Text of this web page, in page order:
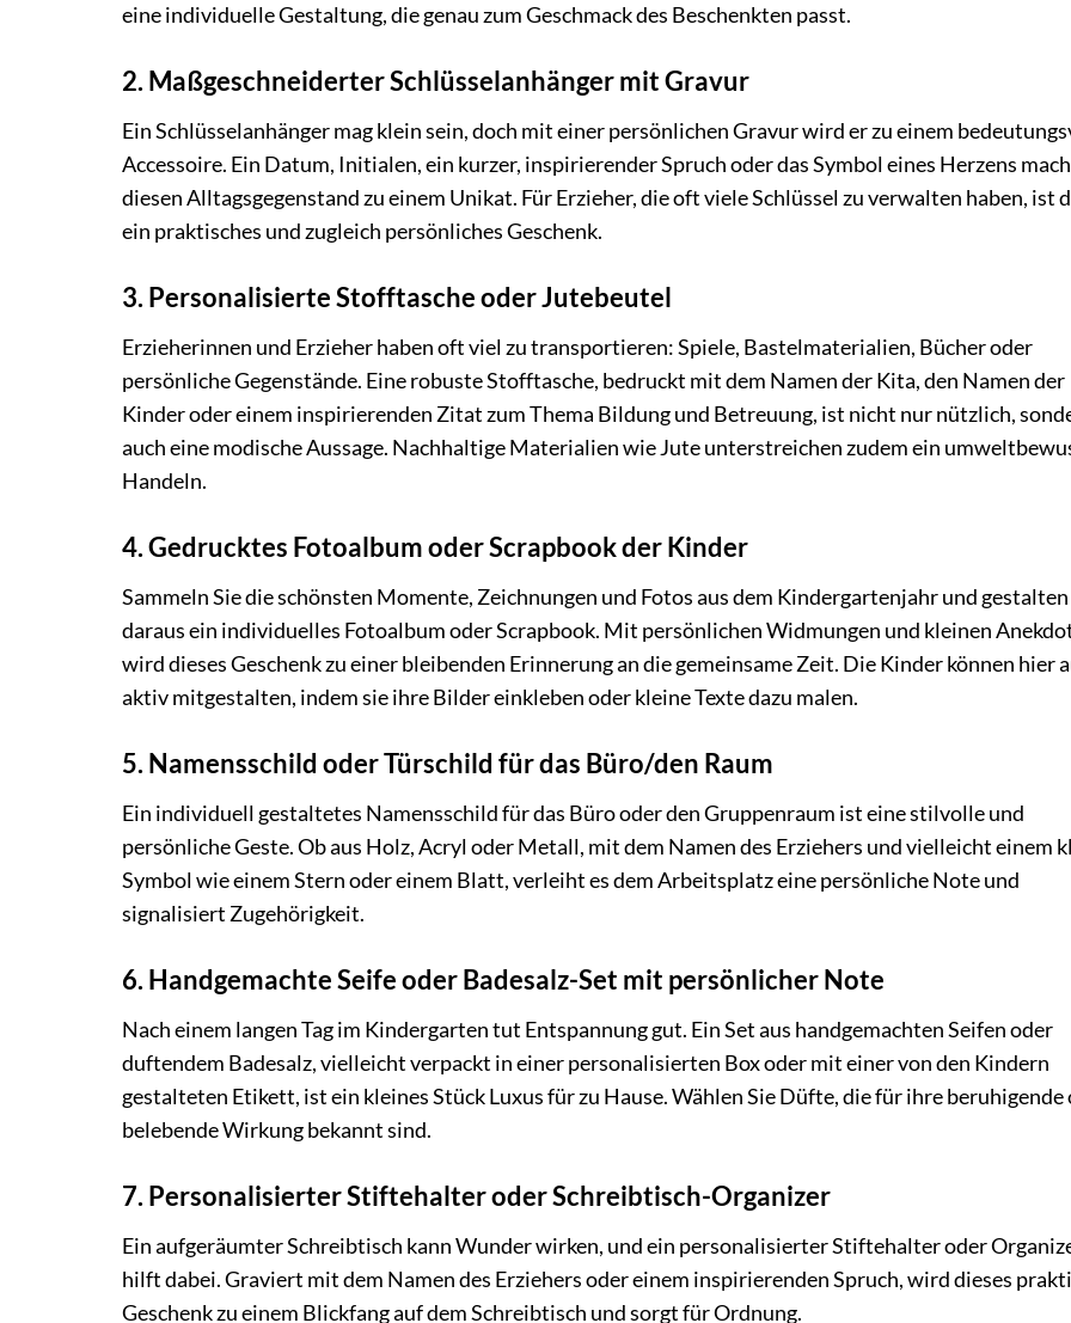
eine individuelle Gestaltung, die genau zum Geschmack des Beschenkten passt.
2. Maßgeschneiderter Schlüsselanhänger mit Gravur
Ein Schlüsselanhänger mag klein sein, doch mit einer persönlichen Gravur wird er zu einem
Accessoire. Ein Datum, Initialen, ein kurzer, inspirierender Spruch oder das Symbol eines Herzens
diesen Alltagsgegenstand zu einem Unikat. Für Erzieher, die oft viele Schlüssel zu verwalten haben, ist
ein praktisches und zugleich persönliches Geschenk.
3. Personalisierte Stofftasche oder Jutebeutel
Erzieherinnen und Erzieher haben oft viel zu transportieren: Spiele, Bastelmaterialien, Bücher oder
persönliche Gegenstände. Eine robuste Stofftasche, bedruckt mit dem Namen der Kita, den Namen der
Kinder oder einem inspirierenden Zitat zum Thema Bildung und Betreuung, ist nicht nur nützlich,
auch eine modische Aussage. Nachhaltige Materialien wie Jute unterstreichen zudem ein
Handeln.
4. Gedrucktes Fotoalbum oder Scrapbook der Kinder
Sammeln Sie die schönsten Momente, Zeichnungen und Fotos aus dem Kindergartenjahr und gestalten
daraus ein individuelles Fotoalbum oder Scrapbook. Mit persönlichen Widmungen und kleinen
wird dieses Geschenk zu einer bleibenden Erinnerung an die gemeinsame Zeit. Die Kinder können hier
aktiv mitgestalten, indem sie ihre Bilder einkleben oder kleine Texte dazu malen.
5. Namensschild oder Türschild für das Büro/den Raum
Ein individuell gestaltetes Namensschild für das Büro oder den Gruppenraum ist eine stilvolle und
persönliche Geste. Ob aus Holz, Acryl oder Metall, mit dem Namen des Erziehers und vielleicht einem
Symbol wie einem Stern oder einem Blatt, verleiht es dem Arbeitsplatz eine persönliche Note und
signalisiert Zugehörigkeit.
6. Handgemachte Seife oder Badesalz-Set mit persönlicher Note
Nach einem langen Tag im Kindergarten tut Entspannung gut. Ein Set aus handgemachten Seifen oder
duftendem Badesalz, vielleicht verpackt in einer personalisierten Box oder mit einer von den Kindern
gestalteten Etikett, ist ein kleines Stück Luxus für zu Hause. Wählen Sie Düfte, die für ihre beruhigende
belebende Wirkung bekannt sind.
7. Personalisierter Stiftehalter oder Schreibtisch-Organizer
Ein aufgeräumter Schreibtisch kann Wunder wirken, und ein personalisierter Stiftehalter oder
hilft dabei. Graviert mit dem Namen des Erziehers oder einem inspirierenden Spruch, wird dieses
Geschenk zu einem Blickfang auf dem Schreibtisch und sorgt für Ordnung.